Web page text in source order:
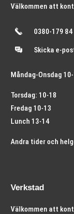
Välkommen att
0380-179 84
Skicka e-
Måndag-Onsdag
Torsdag: 10-18
Fredag 10-13
Lunch 13-14
Andra tider och
Verkstad
Välkommen att